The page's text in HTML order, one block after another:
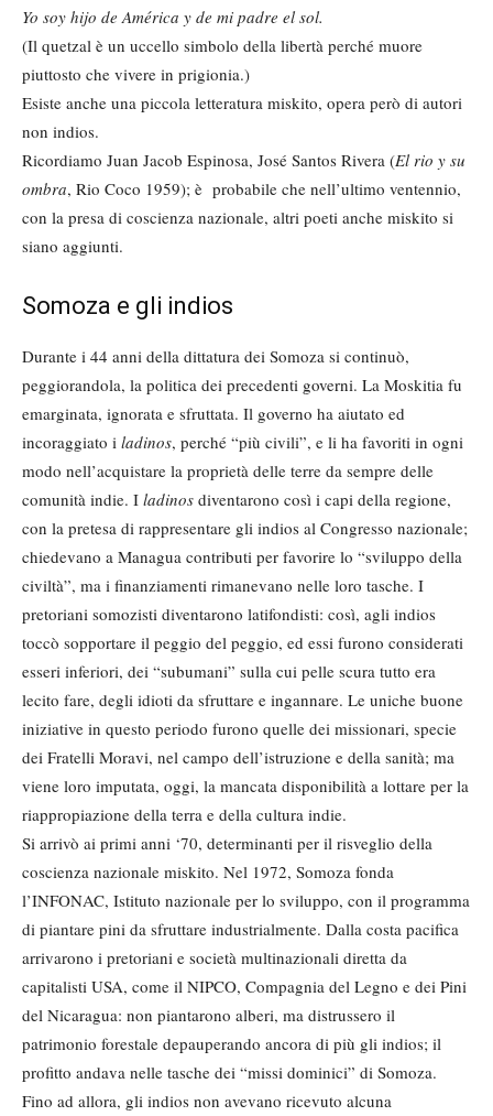
Yo soy hijo de América y de mi padre el sol.
(Il quetzal è un uccello simbolo della libertà perché muore
piuttosto che vivere in prigionia.)
Esiste anche una piccola letteratura miskito, opera però di autori
non indios.
Ricordiamo Juan Jacob Espinosa, José Santos Rivera (El rio y su
ombra, Rio Coco 1959); è probabile che nell’ultimo ventennio,
con la presa di coscienza nazionale, altri poeti anche miskito si
siano aggiunti.
Somoza e gli indios
Durante i 44 anni della dittatura dei Somoza si continuò,
peggiorandola, la politica dei precedenti governi. La Moskitia fu
emarginata, ignorata e sfruttata. Il governo ha aiutato ed
incoraggiato i ladinos, perché “più civili”, e li ha favoriti in ogni
modo nell’acquistare la proprietà delle terre da sempre delle
comunità indie. I ladinos diventarono così i capi della regione,
con la pretesa di rappresentare gli indios al Congresso nazionale;
chiedevano a Managua contributi per favorire lo “sviluppo della
civiltà”, ma i finanziamenti rimanevano nelle loro tasche. I
pretoriani somozisti diventarono latifondisti: così, agli indios
toccò sopportare il peggio del peggio, ed essi furono considerati
esseri inferiori, dei “subumani” sulla cui pelle scura tutto era
lecito fare, degli idioti da sfruttare e ingannare. Le uniche buone
iniziative in questo periodo furono quelle dei missionari, specie
dei Fratelli Moravi, nel campo dell’istruzione e della sanità; ma
viene loro imputata, oggi, la mancata disponibilità a lottare per la
riappropiazione della terra e della cultura indie.
Si arrivò ai primi anni ‘70, determinanti per il risveglio della
coscienza nazionale miskito. Nel 1972, Somoza fonda
l’INFONAC, Istituto nazionale per lo sviluppo, con il programma
di piantare pini da sfruttare industrialmente. Dalla costa pacifica
arrivarono i pretoriani e società multinazionali diretta da
capitalisti USA, come il NIPCO, Compagnia del Legno e dei Pini
del Nicaragua: non piantarono alberi, ma distrussero il
patrimonio forestale depauperando ancora di più gli indios; il
profitto andava nelle tasche dei “missi dominici” di Somoza.
Fino ad allora, gli indios non avevano ricevuto alcuna